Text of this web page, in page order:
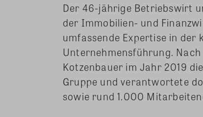
Der 46-jährige Betriebswirt
der Immobilien- und
umfassende Expertise in
Unternehmensführung.
Kotzenbauer im Jahr 2019
Gruppe und verantwortete
sowie rund 1.000